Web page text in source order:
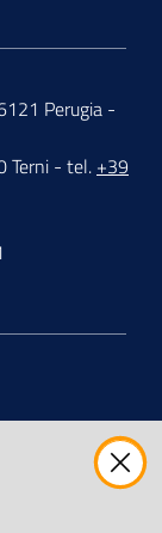
Perugia -
Terni - tel. +39